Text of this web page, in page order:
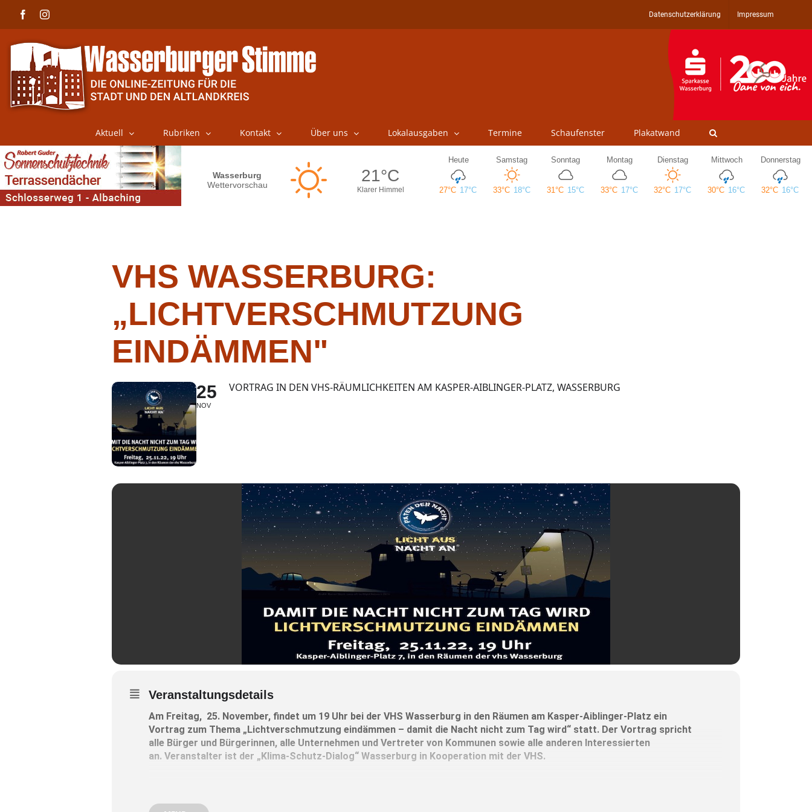
FacebookInstagram Datenschutzerklärung Impressum
Aktuell Rubriken Kontakt Über uns Lokalausgaben Termine Schaufenster Plakatwand
VHS WASSERBURG:
„LICHTVERSCHMUTZUNG
EINDÄMMEN"
25
NOV
VORTRAG IN DEN VHS-RÄUMLICHKEITEN AM KASPER-AIBLINGER-PLATZ, WASSERBURG
Veranstaltungsdetails
Am Freitag, 25. November, findet um 19 Uhr bei der VHS Wasserburg in den Räumen am Kasper-Aiblinger-Platz ein
Vortrag zum Thema „Lichtverschmutzung eindämmen – damit die Nacht nicht zum Tag wird“ statt. Der Vortrag spricht
alle Bürger und Bürgerinnen, alle Unternehmen und Vertreter von Kommunen sowie alle anderen Interessierten
an. Veranstalter ist der „Klima-Schutz-Dialog“ Wasserburg in Kooperation mit der VHS.